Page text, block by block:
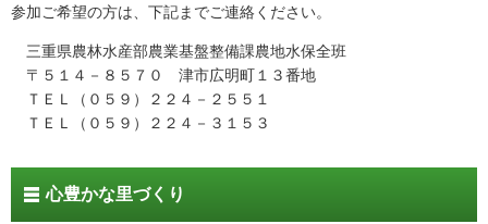
参加ご希望の方は、下記までご連絡ください。
三重県農林水産部農業基盤整備課農地水保全班
〒５１４－８５７０ 津市広明町１３番地
ＴＥＬ（０５９）２２４－２５５１
ＴＥＬ（０５９）２２４－３１５３
心豊かな里づくり